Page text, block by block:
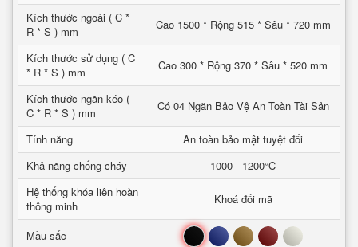
Kích thước ngoài ( C *
R * S ) mm
Cao 1500 * Rộng 515 * Sâu * 720 mm
Kích thước sử dụng ( C
* R * S ) mm
Cao 300 * Rộng 370 * Sâu * 520 mm
Kích thước ngăn kéo (
C * R * S ) mm
Có 04 Ngăn Bảo Vệ An Toàn Tài Sản
Tính năng
An toàn bảo mật tuyệt đối
Khả năng chống cháy
1000 - 1200°C
Hệ thống khóa liên hoàn
thông minh
Khoá đổi mã
Mầu sắc Đen Xanh Nâu Đỏ Trắng